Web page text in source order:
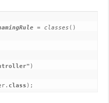
= classes ()
)
class );